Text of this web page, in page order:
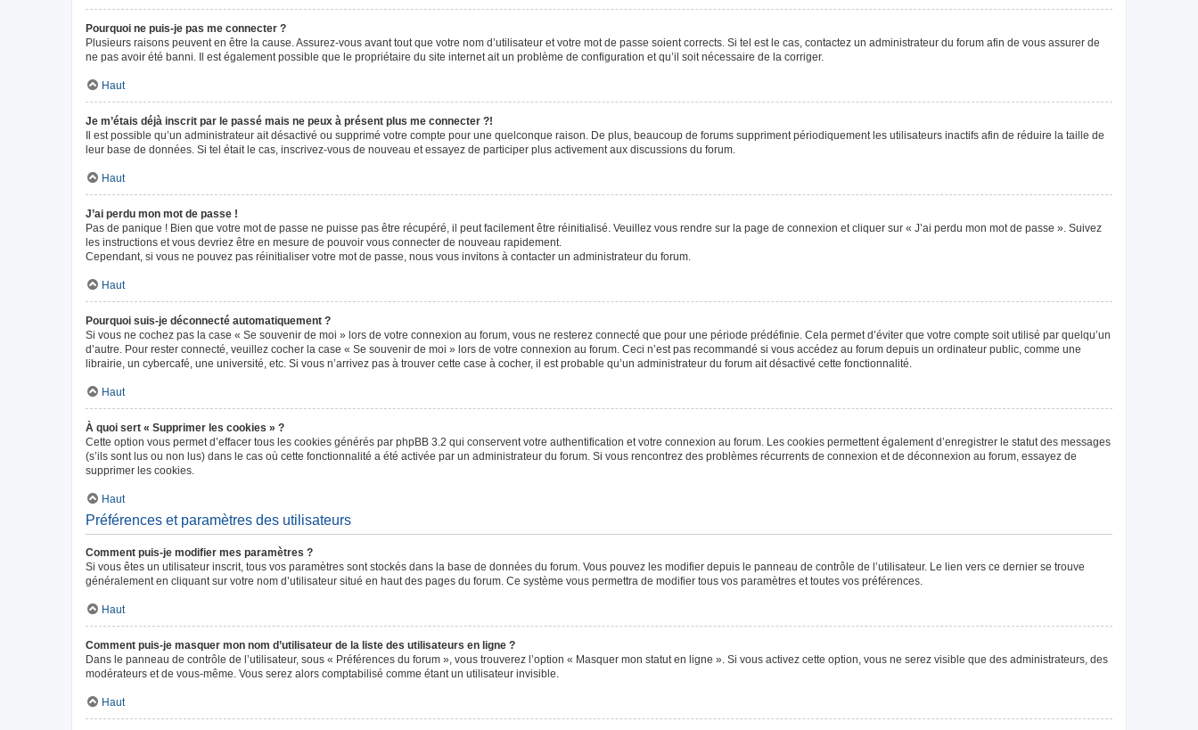
Pourquoi ne puis-je pas me connecter ?
Plusieurs raisons peuvent en être la cause. Assurez-vous avant tout que votre nom d’utilisateur et votre mot de passe soient corrects. Si tel est le cas, contactez un administrateur du forum afin de vous assurer de
ne pas avoir été banni. Il est également possible que le propriétaire du site internet ait un problème de configuration et qu’il soit nécessaire de la corriger.
Haut
Je m’étais déjà inscrit par le passé mais ne peux à présent plus me connecter ?!
Il est possible qu’un administrateur ait désactivé ou supprimé votre compte pour une quelconque raison. De plus, beaucoup de forums suppriment périodiquement les utilisateurs inactifs afin de réduire la taille de
leur base de données. Si tel était le cas, inscrivez-vous de nouveau et essayez de participer plus activement aux discussions du forum.
Haut
J’ai perdu mon mot de passe !
Pas de panique ! Bien que votre mot de passe ne puisse pas être récupéré, il peut facilement être réinitialisé. Veuillez vous rendre sur la page de connexion et cliquer sur « J’ai perdu mon mot de passe ». Suivez
les instructions et vous devriez être en mesure de pouvoir vous connecter de nouveau rapidement.
Cependant, si vous ne pouvez pas réinitialiser votre mot de passe, nous vous invitons à contacter un administrateur du forum.
Haut
Pourquoi suis-je déconnecté automatiquement ?
Si vous ne cochez pas la case « Se souvenir de moi » lors de votre connexion au forum, vous ne resterez connecté que pour une période prédéfinie. Cela permet d’éviter que votre compte soit utilisé par quelqu’un
d’autre. Pour rester connecté, veuillez cocher la case « Se souvenir de moi » lors de votre connexion au forum. Ceci n’est pas recommandé si vous accédez au forum depuis un ordinateur public, comme une
librairie, un cybercafé, une université, etc. Si vous n’arrivez pas à trouver cette case à cocher, il est probable qu’un administrateur du forum ait désactivé cette fonctionnalité.
Haut
À quoi sert « Supprimer les cookies » ?
Cette option vous permet d’effacer tous les cookies générés par phpBB 3.2 qui conservent votre authentification et votre connexion au forum. Les cookies permettent également d’enregistrer le statut des messages
(s’ils sont lus ou non lus) dans le cas où cette fonctionnalité a été activée par un administrateur du forum. Si vous rencontrez des problèmes récurrents de connexion et de déconnexion au forum, essayez de
supprimer les cookies.
Haut
Préférences et paramètres des utilisateurs
Comment puis-je modifier mes paramètres ?
Si vous êtes un utilisateur inscrit, tous vos paramètres sont stockés dans la base de données du forum. Vous pouvez les modifier depuis le panneau de contrôle de l’utilisateur. Le lien vers ce dernier se trouve
généralement en cliquant sur votre nom d’utilisateur situé en haut des pages du forum. Ce système vous permettra de modifier tous vos paramètres et toutes vos préférences.
Haut
Comment puis-je masquer mon nom d’utilisateur de la liste des utilisateurs en ligne ?
Dans le panneau de contrôle de l’utilisateur, sous « Préférences du forum », vous trouverez l’option « Masquer mon statut en ligne ». Si vous activez cette option, vous ne serez visible que des administrateurs, des
modérateurs et de vous-même. Vous serez alors comptabilisé comme étant un utilisateur invisible.
Haut